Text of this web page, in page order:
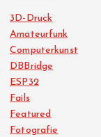
3D-Druck
Amateurfunk
Computerkunst
DBBridge
ESP32
Fails
Featured
Fotografie